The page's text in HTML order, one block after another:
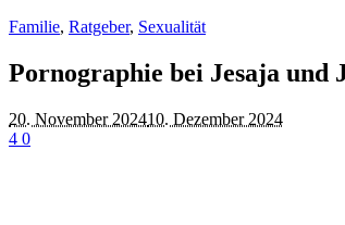
Familie, Ratgeber, Sexualität
Pornographie bei Jesaja und
20. November 202410. Dezember 2024
4 0